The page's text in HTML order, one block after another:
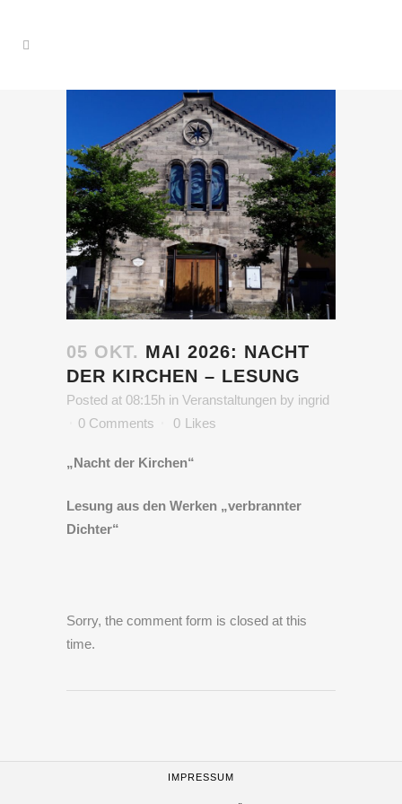
05 OKT. MAI 2026: NACHT
DER KIRCHEN – LESUNG
Posted at 08:15h in Veranstaltungen by ingrid
0 Comments
0 Likes
„Nacht der Kirchen“
Lesung aus den Werken „verbrannter
Dichter“
Sorry, the comment form is closed at this
time.
IMPRESSUM